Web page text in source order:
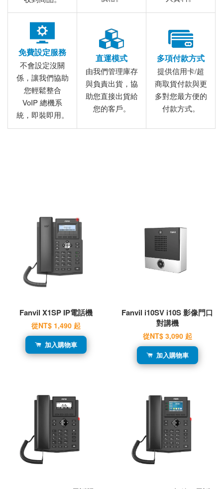
免費設定服務
不會設定沒關
係，讓我們協助
您輕鬆整合
VoIP 總機系
統，即裝即用。
直運模式
由我們管理庫存
與負責出貨，協
助您直接出貨給
您的客戶。
多項付款方式
提供信用卡/超
商取貨付款與更
多對您最方便的
付款方式。
Fanvil X1SP IP電話機
從NT$ 1,490 起
加入購物車
Fanvil i10SV i10S 影像門口
對講機
從NT$ 3,090 起
加入購物車